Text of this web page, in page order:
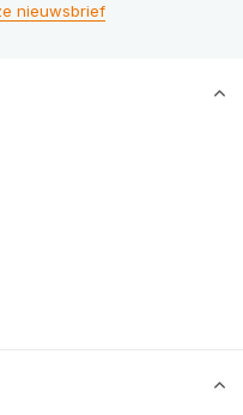
nieuwsbrief